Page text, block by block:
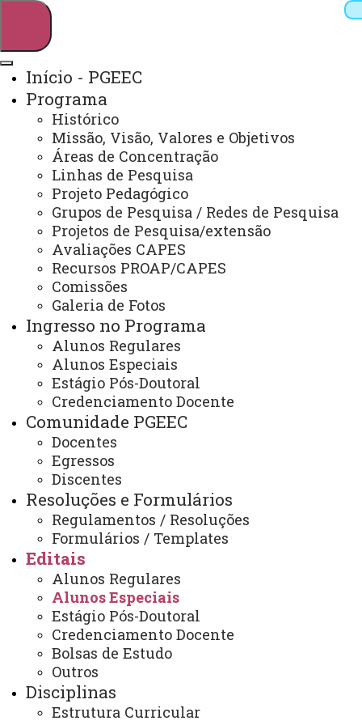
Webmail Sistemas
Arquivo Virtual
Campus
Início - PGEEC
Programa
Histórico
Missão, Visão, Valores e Objetivos
Áreas de Concentração
Linhas de Pesquisa
Projeto Pedagógico
Grupos de Pesquisa / Redes de Pesquisa
Projetos de Pesquisa/extensão
Avaliações CAPES
Recursos PROAP/CAPES
Comissões
Galeria de Fotos
Ingresso no Programa
Alunos Regulares
Alunos Especiais
Estágio Pós-Doutoral
Credenciamento Docente
Comunidade PGEEC
Docentes
Egressos
Discentes
Resoluções e Formulários
Regulamentos / Resoluções
Formulários / Templates
Editais
Alunos Regulares
Alunos Especiais
Estágio Pós-Doutoral
Credenciamento Docente
Bolsas de Estudo
Outros
Disciplinas
Estrutura Curricular
Mestrado em Engenharia Elétrica e
Atenção! A página do PGEEC
encontra-se de cara nova! A partir de
27/03/2025 a página antiga
https://www5.unioeste.br/
deixou de ser atualizada! Salve o atual
endereço no seu histórico e continue
atualizado!
Título
Edital 028/2026: seleção de alunos especiais
para o 2º semestre de 2026 - Aprovados
Edital 027/2026: seleção de alunos especiais
para o 2º semestre de 2026 - Homologação de
inscrições
Edital 020/2026: seleção de alunos especiais